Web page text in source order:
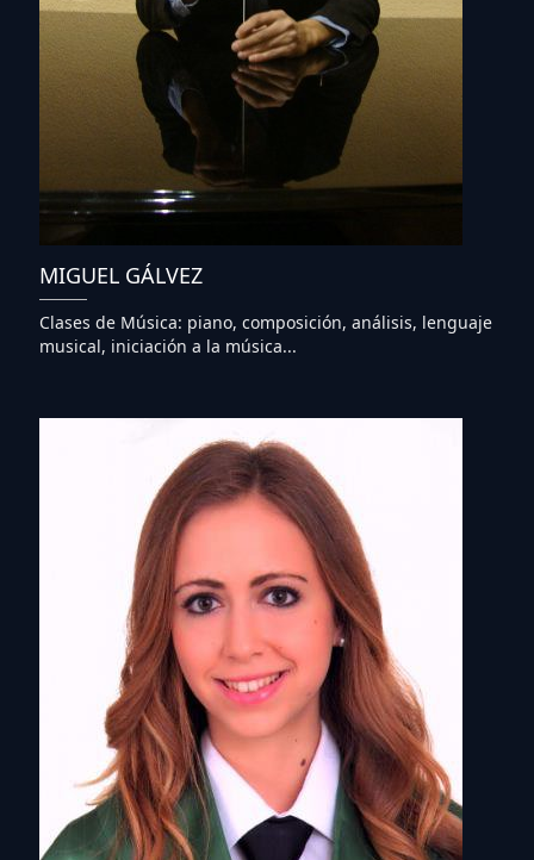
MIGUEL GÁLVEZ
Clases de Música: piano, composición, análisis, lenguaje
musical, iniciación a la música...